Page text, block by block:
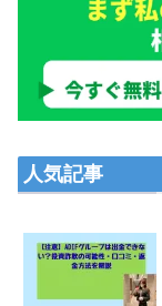
人気記事